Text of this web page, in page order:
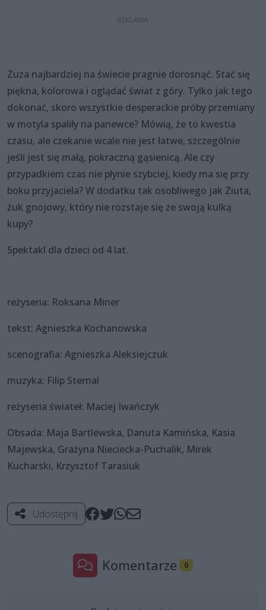
Zuza najbardziej na świecie pragnie dorosnąć. Stać się
piękna, kolorowa i oglądać świat z góry. Tylko jak tego
dokonać, skoro wszystkie desperackie próby przemiany
w motyla spaliły na panewce? Mówią, że to kwestia
czasu, ale czekanie wcale nie jest łatwe, szczególnie
jeśli jest się małą, pokraczną gąsienicą. Ale czy
przypadkiem czas nie płynie szybciej, kiedy ma się przy
boku przyjaciela? W dodatku tak osobliwego jak Ziuta,
żuk gnojowy, który nie rozstaje się ze swoją kulką
kupy?
Spektakl dla dzieci od 4 lat.
reżyseria: Roksana Miner
tekst: Agnieszka Kochanowska
scenografia: Agnieszka Aleksiejczuk
muzyka: Filip Sternal
reżyseria świateł: Maciej Iwańczyk
Obsada: Maja Bartlewska, Danuta Kamińska, Kasia
Majewska, Grażyna Nieciecka-Puchalik, Mirek
Kucharski, Krzysztof Tarasiuk
Udostępnij
Komentarze 0